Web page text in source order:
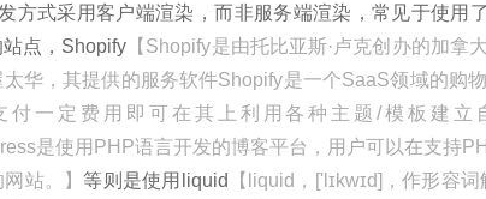
式采用客户端渲染，而非服务端渲染，常见于使用
点，Shopify 【Shopify是由托比亚斯·卢克创办的加拿
华，其提供的服务软件Shopify是一个SaaS领域的购
付一定费用即可在其上利用各种主题/模板建立
是使用PHP语言开发的博客平台，用户可以在支持
站。】 等则是使用liquid 【liquid，['lɪkwɪd]，作形容